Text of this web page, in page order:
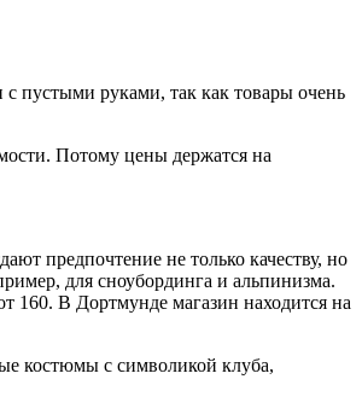
пустыми руками, так как товары очень
Потому цены держатся на
предпочтение не только качеству, но
для сноубординга и альпинизма.
160. В Дортмунде магазин находится на
костюмы с символикой клуба,